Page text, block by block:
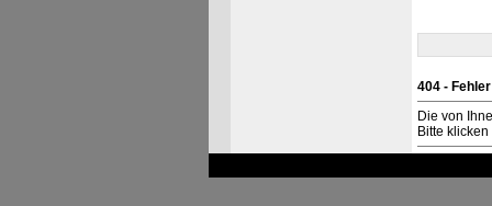
404 - Fehler
Die von
Bitte